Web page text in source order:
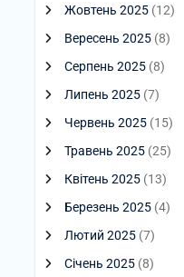
Жовтень 2025 (12)
Вересень 2025 (8)
Серпень 2025 (8)
Липень 2025 (7)
Червень 2025 (15)
Травень 2025 (25)
Квітень 2025 (13)
Березень 2025 (4)
Лютий 2025 (7)
Січень 2025 (8)